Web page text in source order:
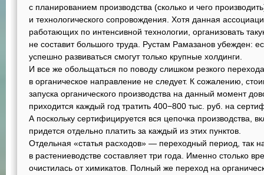
с планированием производства (сколько и чего
и технологического сопровождения. Хотя данная
работающих по интенсивной технологии, организовать
не составит большого труда. Рустам Рамазанов убежден:
успешно развиваться смогут только крупные холдинги.
И все же обольщаться по поводу слишком резкого
в органическое направление не следует. К сожалению,
запуска органического производства на данный момент
приходится каждый год тратить 400−800 тыс. руб. на
А поскольку сертифицируется вся цепочка производства,
придется отдельно платить за каждый из этих пунктов.
Отдельная «статья расходов» — переходный период, так
в растениеводстве составляет три года. Именно столько
очистилась от химикатов. Полный же переход на